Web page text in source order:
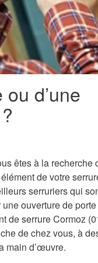
d’une
êtes à la recherche
de votre
serruriers qui
ouverture de
de serrure Cormoz
de chez vous, à
main d’œuvre.